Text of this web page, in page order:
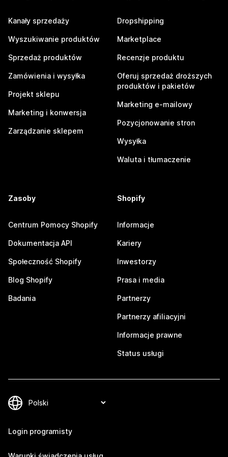
Kanały sprzedaży
Wyszukiwanie produktów
Sprzedaż produktów
Zamówienia i wysyłka
Projekt sklepu
Marketing i konwersja
Zarządzanie sklepem
Dropshipping
Marketplace
Recenzje produktu
Oferuj sprzedaż droższych
produktów i pakietów
Marketing e-mailowy
Pozycjonowanie stron
Wysyłka
Waluta i tłumaczenie
Zasoby
Centrum Pomocy Shopify
Dokumentacja API
Społeczność Shopify
Blog Shopify
Badania
Shopify
Informacje
Kariery
Inwestorzy
Prasa i media
Partnerzy
Partnerzy afiliacyjni
Informacje prawne
Status usługi
Login programisty